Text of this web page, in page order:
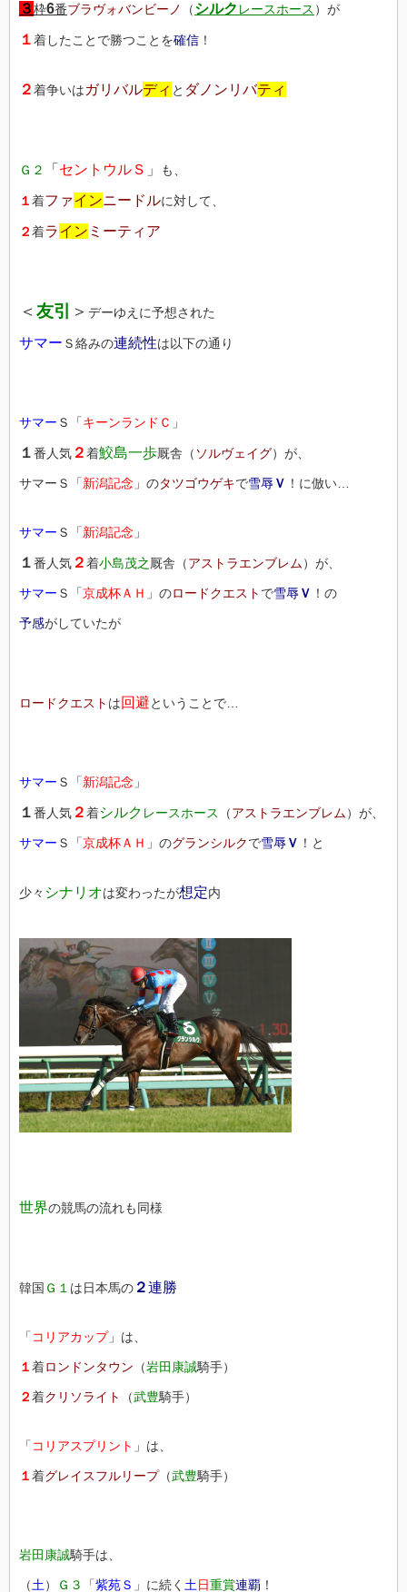
３枠6番ブラヴォバンビーノ （シルク レースホース ）が
１着したことで勝つことを確信 ！
２着争いはガリバルディ と ダノンリバティ
Ｇ２ 「 セントウルＳ 」 も、
１着ファインニードルに対して、
２着ライン ミーティア
＜ 友引 ＞ デーゆえに予想された
サマー Ｓ絡みの連続性は以下の通り
サマー Ｓ「キーンランドＣ 」
１番人気 ２着鮫島一歩厩舎（ ソルヴェイグ）が、
サマーＳ「新潟記念 」のタツゴウゲキで雪辱Ｖ ！に倣い…
サマー Ｓ「新潟記念 」
１番人気 ２着小島茂之厩舎（アストラエンブレム）が、
サマー Ｓ「京成杯ＡＨ 」のロードクエスト で雪辱Ｖ ！の
予感がしていたが
ロードクエスト は回避ということで…
サマー Ｓ「新潟記念 」
１番人気 ２着シルク レースホース （アストラエンブレム）が、
サマー Ｓ「京成杯ＡＨ 」のグランシルクで雪辱Ｖ ！と
少々 シナリオは変わったが想定内
世界の競馬の流れも同様
韓国 Ｇ１ は日本馬の ２連勝
「 コリアカップ」は、
１着ロンドンタウン （岩田康誠騎手）
２着クリソライト （武豊騎手）
「 コリアスプリント 」は、
１着グレイスフルリープ（武豊騎手）
岩田康誠騎手は、
（土） Ｇ３ 「紫苑Ｓ 」に続く 土日重賞連覇 ！